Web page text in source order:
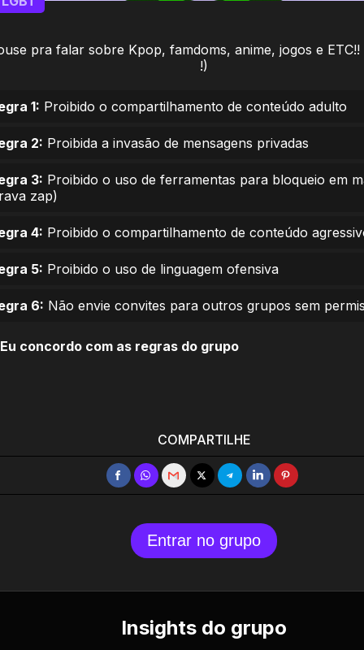
pra falar sobre Kpop, famdoms, anime, jogos e ETC!!
!)
1: Proibido o compartilhamento de conteúdo adulto
2: Proibida a invasão de mensagens privadas
3: Proibido o uso de ferramentas para bloqueio em
zap)
4: Proibido o compartilhamento de conteúdo
5: Proibido o uso de linguagem ofensiva
6: Não envie convites para outros grupos sem
Eu concordo com as regras do grupo
COMPARTILHE
Entrar no grupo
Insights do grupo